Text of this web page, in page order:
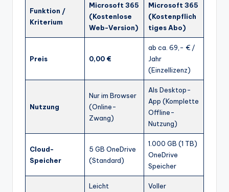
Funktion /
Kriterium
Microsoft 365
(Kostenlose
Web-Version)
Microsoft 365
(Kostenpflich
tiges Abo)
Preis 0,00 €
ab ca. 69,- € /
Jahr
(Einzellizenz)
Nutzung
Nur im Browser
(Online-
Zwang)
Als Desktop-
App (Komplette
Offline-
Nutzung)
Cloud-
Speicher
5 GB OneDrive
(Standard)
1.000 GB (1 TB)
OneDrive
Speicher
Leicht
Voller